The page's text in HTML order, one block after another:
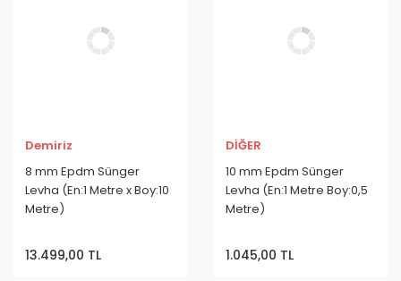
Demiriz
8 mm Epdm Sünger
Levha (En:1 Metre x Boy:10
Metre)
13.499,00 TL
DİĞER
10 mm Epdm Sünger
Levha (En:1 Metre Boy:0,5
Metre)
1.045,00 TL